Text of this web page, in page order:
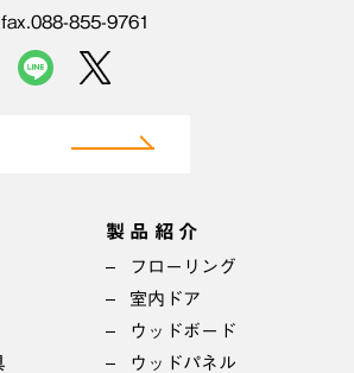
855-9761
製品紹介
フローリング
室内ドア
ウッドボード
ウッドパネル